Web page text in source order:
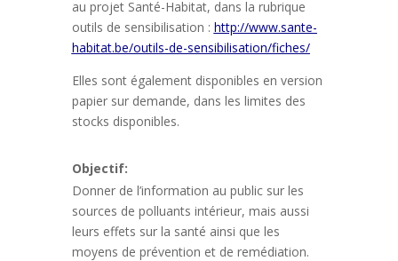
au projet Santé-Habitat, dans la rubrique
outils de sensibilisation : http://www.sante-
habitat.be/outils-de-sensibilisation/fiches/
Elles sont également disponibles en version
papier sur demande, dans les limites des
stocks disponibles.
Objectif:
Donner de l’information au public sur les
sources de polluants intérieur, mais aussi
leurs effets sur la santé ainsi que les
moyens de prévention et de remédiation.